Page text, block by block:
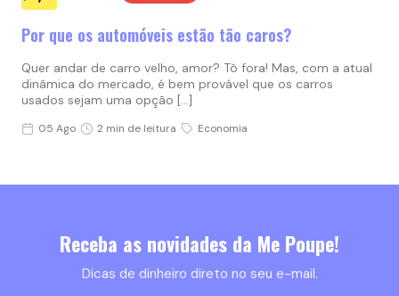
Por que os automóveis estão tão caros?
Quer andar de carro velho, amor? Tô fora! Mas, com a atual
dinâmica do mercado, é bem provável que os carros
usados sejam uma opção […]
05 Ago 2 min de leitura Economia
Receba as novidades da Me Poupe!
Dicas de dinheiro direto no seu e-mail.